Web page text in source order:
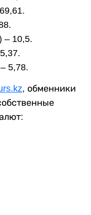
– 10,5.
5,78.
, обменники